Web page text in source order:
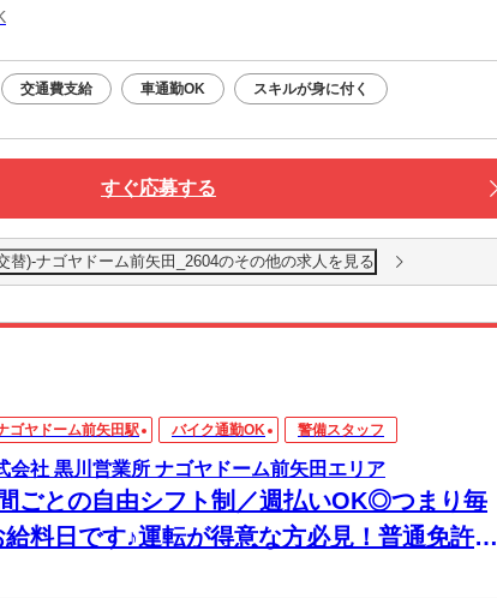
交通費支給 車通勤OK スキルが身に付く
すぐ応募する
替)-ナゴヤドーム前矢田_2604のその他の求人を見る
ゴヤドーム前矢田駅 バイク通勤OK 警備スタッフ
会社 黒川営業所 ナゴヤドーム前矢田エリア
ごとの自由シフト制／週払いOK◎つまり毎
料日です♪運転が得意な方必見！普通免許所